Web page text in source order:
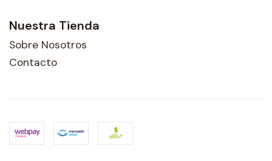
Nuestra Tienda
Sobre Nosotros
Contacto